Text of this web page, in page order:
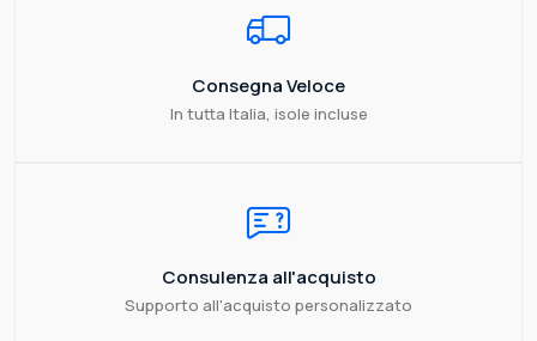
Consegna Veloce
In tutta Italia, isole incluse
Consulenza all'acquisto
Supporto all'acquisto personalizzato